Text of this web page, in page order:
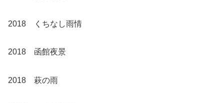
2018 くちなし雨情
2018 函館夜景
2018 萩の雨